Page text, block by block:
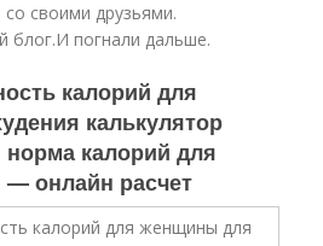
своими друзьями.
блог.И погнали дальше.
калорий для
калькулятор
калорий для
онлайн расчет